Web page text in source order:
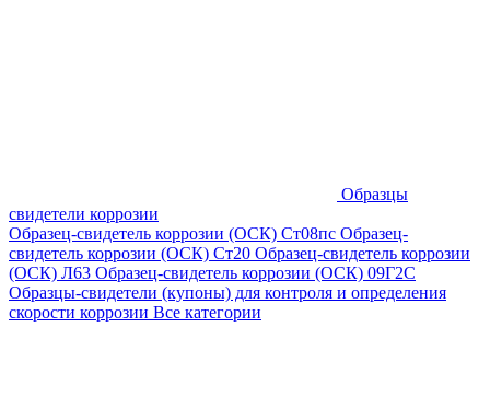
Образцы
свидетели коррозии
Образец-свидетель коррозии (ОСК) Ст08пс Образец-
свидетель коррозии (ОСК) Ст20 Образец-свидетель коррозии
(ОСК) Л63 Образец-свидетель коррозии (ОСК) 09Г2С
Образцы-свидетели (купоны) для контроля и определения
скорости коррозии Все категории